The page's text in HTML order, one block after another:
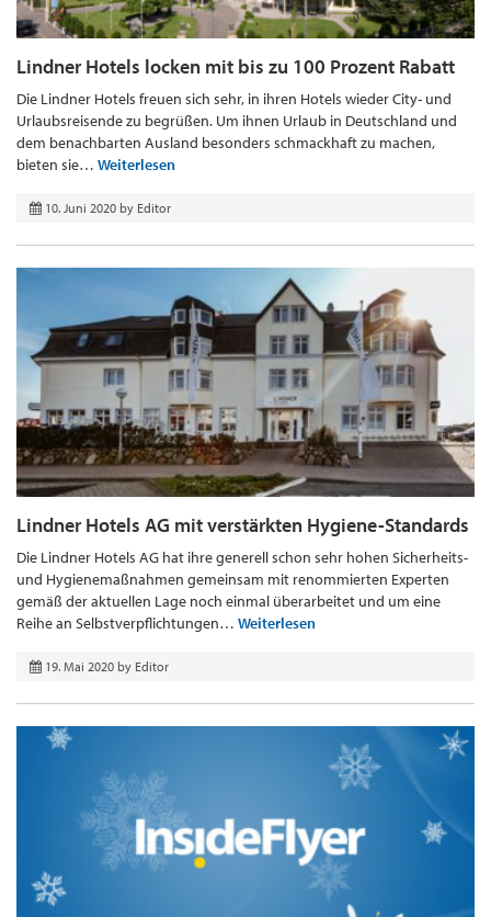
Lindner Hotels locken mit bis zu 100 Prozent Rabatt
Die Lindner Hotels freuen sich sehr, in ihren Hotels wieder City- und
Urlaubsreisende zu begrüßen. Um ihnen Urlaub in Deutschland und
dem benachbarten Ausland besonders schmackhaft zu machen,
bieten sie… Weiterlesen
10. Juni 2020 by Editor
Lindner Hotels AG mit verstärkten Hygiene-Standards
Die Lindner Hotels AG hat ihre generell schon sehr hohen Sicherheits-
und Hygienemaßnahmen gemeinsam mit renommierten Experten
gemäß der aktuellen Lage noch einmal überarbeitet und um eine
Reihe an Selbstverpflichtungen… Weiterlesen
19. Mai 2020 by Editor